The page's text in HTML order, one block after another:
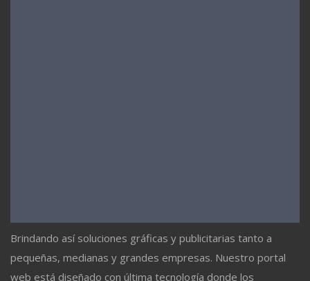
Brindando así soluciones gráficas y publicitarias tanto a
pequeñas, medianas y grandes empresas. Nuestro portal
web está diseñado con última tecnología donde los